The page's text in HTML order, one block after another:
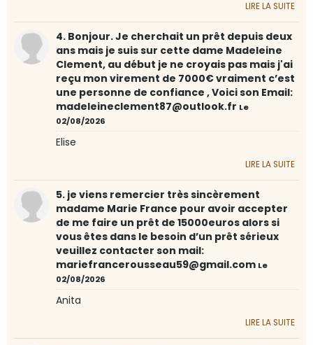
LIRE LA SUITE
4. Bonjour. Je cherchait un prêt depuis deux
ans mais je suis sur cette dame Madeleine
Clement, au début je ne croyais pas mais j'ai
reçu mon virement de 7000€ vraiment c’est
une personne de confiance , Voici son Email:
madeleineclement87@outlook.fr Le
02/08/2026
Elise
LIRE LA SUITE
5. je viens remercier très sincèrement
madame Marie France pour avoir accepter
de me faire un prêt de 15000euros alors si
vous êtes dans le besoin d’un prêt sérieux
veuillez contacter son mail:
mariefrancerousseau59@gmail.com Le
02/08/2026
Anita
LIRE LA SUITE